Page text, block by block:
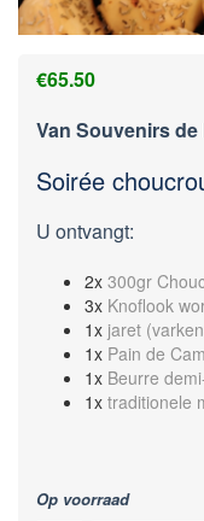
€65.50
Van Souvenirs de
Soirée
U ontvangt:
2x 300gr
3x Knoflook
1x jaret
1x Pain de
1x Beurre
1x traditionele
Op voorraad